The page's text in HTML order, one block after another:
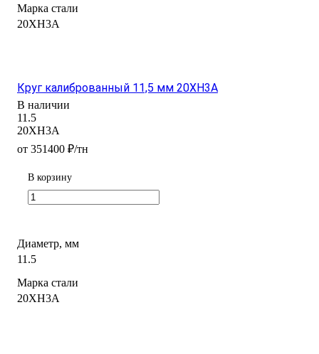
Марка стали
20ХН3А
Круг калиброванный 11,5 мм 20ХН3А
В наличии
11.5
20ХН3А
от 351400 ₽/тн
В корзину
Диаметр, мм
11.5
Марка стали
20ХН3А